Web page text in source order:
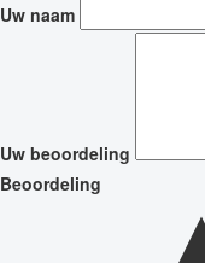
Uw naam
Uw beoordeling
Beoordeling